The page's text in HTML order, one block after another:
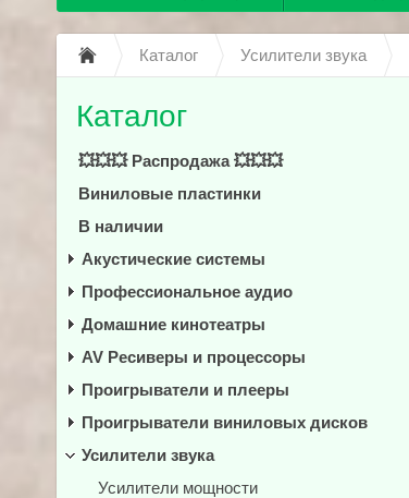
Каталог Усилители звука
Каталог
💥💥💥 Распродажа 💥💥💥
Виниловые пластинки
В наличии
Акустические системы
Профессиональное аудио
Домашние кинотеатры
AV Ресиверы и процессоры
Проигрыватели и плееры
Проигрыватели виниловых дисков
Усилители звука
Усилители мощности